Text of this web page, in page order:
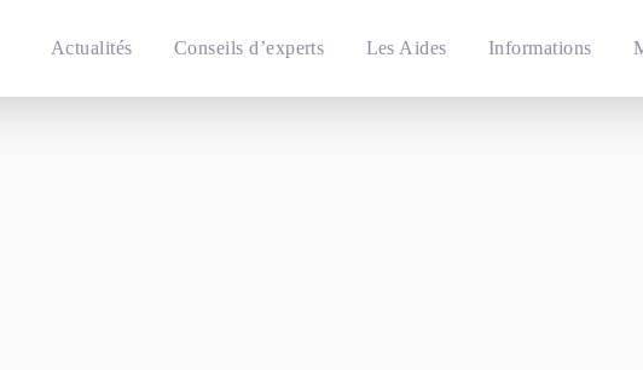
Actualités Conseils d’experts Les Aides Informations